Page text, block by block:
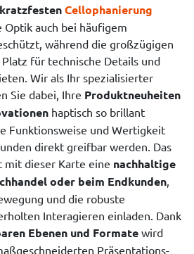
kratzfestenCellophanierung
auch bei häufigem
während die großzügigen
für technische Details und
Wir als Ihr spezialisierter
Sie dabei, Ihre Produktneuheiten
haptisch so brillant
Funktionsweise und Wertigkeit
direkt greifbar werden. Das
dieser Karte eine nachhaltige
oder beim Endkunden
und die robuste
Interagieren einladen. Dank
Ebenen und Formate wird
Präsentations-